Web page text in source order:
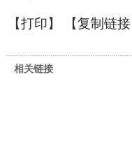
【打印】 【复制链接
相关链接